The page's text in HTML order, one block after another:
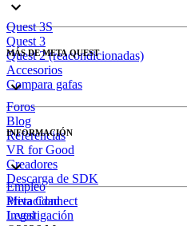
Quest 3S
Quest 3
Quest 2 (reacondicionadas)
Accesorios
Compara gafas
MÁS DE META QUEST
Foros
Blog
Referencias
VR for Good
Creadores
Descarga de SDK
INFORMACIÓN
Empleo
Meta Connect
Investigación
Privacidad
Legal